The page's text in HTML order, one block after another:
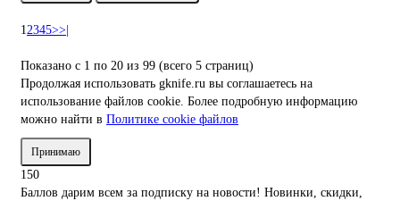
12345>>|
Показано с 1 по 20 из 99 (всего 5 страниц)
Продолжая использовать gknife.ru вы соглашаетесь на
использование файлов cookie. Более подробную информацию
можно найти в Политике cookie файлов
Принимаю
150
Баллов дарим всем за подписку на новости! Новинки, скидки,